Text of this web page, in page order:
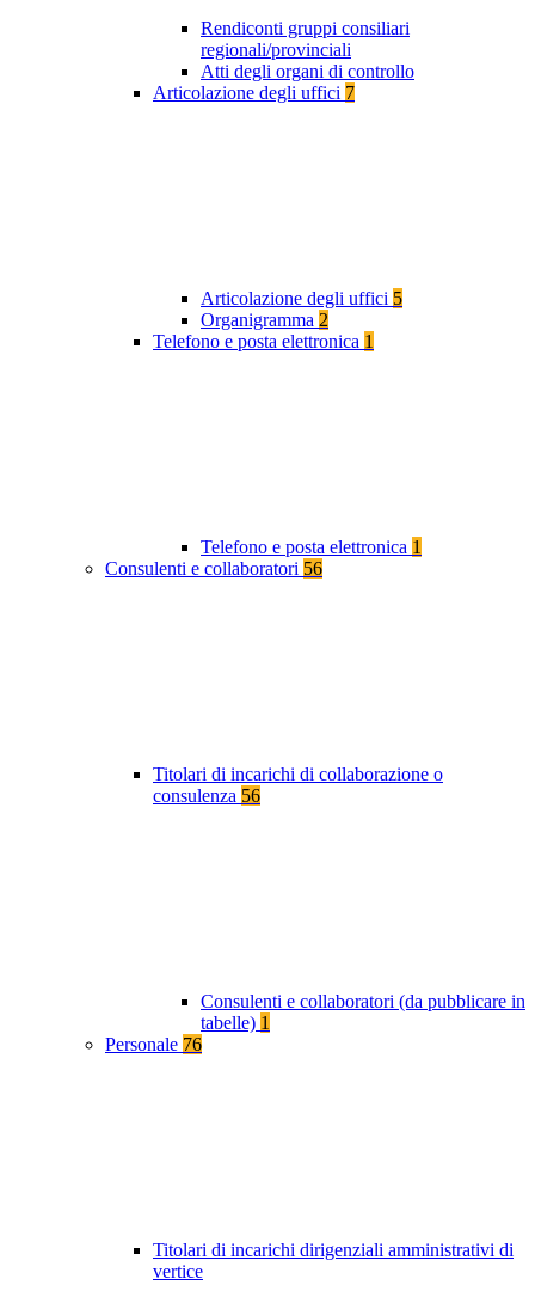
Rendiconti gruppi consiliari
regionali/provinciali
Atti degli organi di controllo
Articolazione degli uffici 7
Articolazione degli uffici 5
Organigramma 2
Telefono e posta elettronica 1
Telefono e posta elettronica 1
Consulenti e collaboratori 56
Titolari di incarichi di collaborazione o
consulenza 56
Consulenti e collaboratori (da pubblicare in
tabelle) 1
Personale 76
Titolari di incarichi dirigenziali amministrativi di
vertice